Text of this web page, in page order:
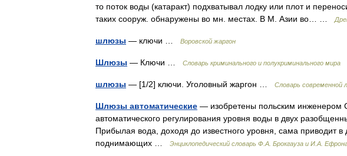
то поток воды (катаракт) подхватывал лодку или плот и
таких сооруж. обнаружены во мн. местах. В М. Азии во… …
шлюзы — ключи … Воровской жаргон
Шлюзы — Ключи … Словарь криминального и полукриминального мира
шлюзы — [1/2] ключи. Уголовный жаргон … Cловарь современной
Шлюзы автоматические — изобретены польским инженером
автоматического регулирования уровня воды в двух
Прибылая вода, доходя до известного уровня, сама приводит в
поднимающих …
Энциклопедический словарь Ф.А. Брокгауза и И.А.